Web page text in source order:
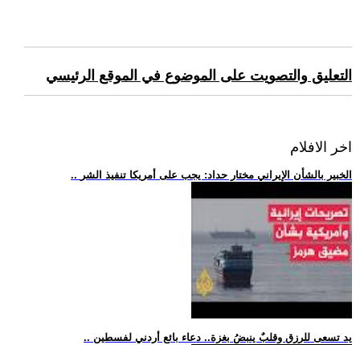
التعليق والتصويت على الموضوع في الموقع الرئيسي
اخر الافلام
.. الخبير بالشأن الإيراني مختار حداد: يجب على أمريكا تنفيذ الشر
.. يد تسعى للرزق وقلبٌ ينبضُ بغزة.. دعاء بائع أردني لفسطين